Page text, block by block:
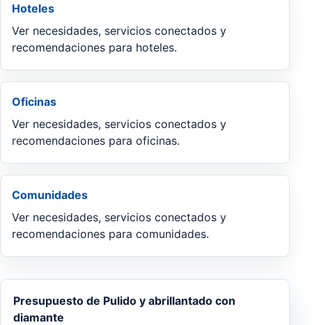
Hoteles
Ver necesidades, servicios conectados y
recomendaciones para hoteles.
Oficinas
Ver necesidades, servicios conectados y
recomendaciones para oficinas.
Comunidades
Ver necesidades, servicios conectados y
recomendaciones para comunidades.
Presupuesto de Pulido y abrillantado con
diamante